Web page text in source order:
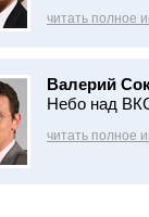
читать полное
Валерий
Небо над
читать полное